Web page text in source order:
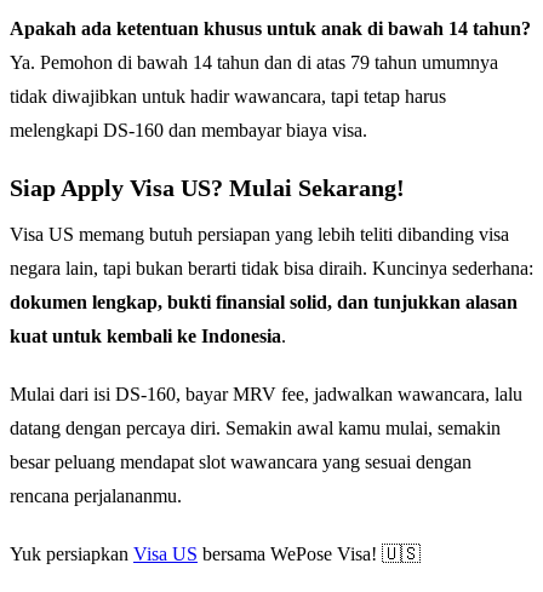
Apakah ada ketentuan khusus untuk anak di bawah 14 tahun?
Ya. Pemohon di bawah 14 tahun dan di atas 79 tahun umumnya
tidak diwajibkan untuk hadir wawancara, tapi tetap harus
melengkapi DS-160 dan membayar biaya visa.
Siap Apply Visa US? Mulai Sekarang!
Visa US memang butuh persiapan yang lebih teliti dibanding visa
negara lain, tapi bukan berarti tidak bisa diraih. Kuncinya sederhana:
dokumen lengkap, bukti finansial solid, dan tunjukkan alasan
kuat untuk kembali ke Indonesia.
Mulai dari isi DS-160, bayar MRV fee, jadwalkan wawancara, lalu
datang dengan percaya diri. Semakin awal kamu mulai, semakin
besar peluang mendapat slot wawancara yang sesuai dengan
rencana perjalananmu.
Yuk persiapkan Visa US bersama WePose Visa! 🇺🇸